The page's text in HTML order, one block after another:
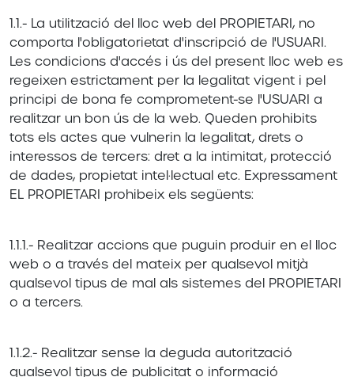
1.1.- La utilització del lloc web del PROPIETARI, no
comporta l'obligatorietat d'inscripció de l'USUARI.
Les condicions d'accés i ús del present lloc web es
regeixen estrictament per la legalitat vigent i pel
principi de bona fe comprometent-se l'USUARI a
realitzar un bon ús de la web. Queden prohibits
tots els actes que vulnerin la legalitat, drets o
interessos de tercers: dret a la intimitat, protecció
de dades, propietat intel·lectual etc. Expressament
EL PROPIETARI prohibeix els següents:
1.1.1.- Realitzar accions que puguin produir en el lloc
web o a través del mateix per qualsevol mitjà
qualsevol tipus de mal als sistemes del PROPIETARI
o a tercers.
1.1.2.- Realitzar sense la deguda autorització
qualsevol tipus de publicitat o informació